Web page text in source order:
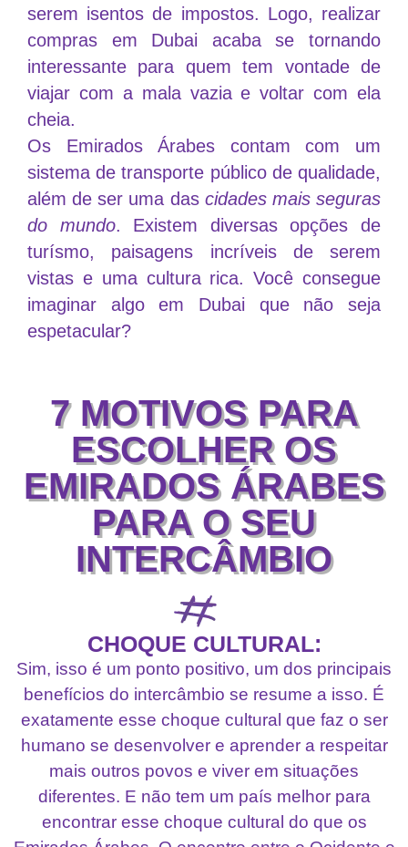
serem isentos de impostos. Logo, realizar
compras em Dubai acaba se tornando
interessante para quem tem vontade de
viajar com a mala vazia e voltar com ela
cheia.
Os Emirados Árabes contam com um
sistema de transporte público de qualidade,
além de ser uma das cidades mais seguras
do mundo. Existem diversas opções de
turísmo, paisagens incríveis de serem
vistas e uma cultura rica. Você consegue
imaginar algo em Dubai que não seja
espetacular?
7 MOTIVOS PARA
ESCOLHER OS
EMIRADOS ÁRABES
PARA O SEU
INTERCÂMBIO
CHOQUE CULTURAL:
Sim, isso é um ponto positivo, um dos principais
benefícios do intercâmbio se resume a isso. É
exatamente esse choque cultural que faz o ser
humano se desenvolver e aprender a respeitar
mais outros povos e viver em situações
diferentes. E não tem um país melhor para
encontrar esse choque cultural do que os